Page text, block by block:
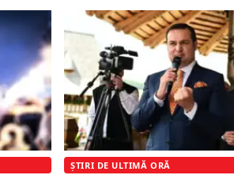
ȘTIRI DE ULTIMĂ ORĂ